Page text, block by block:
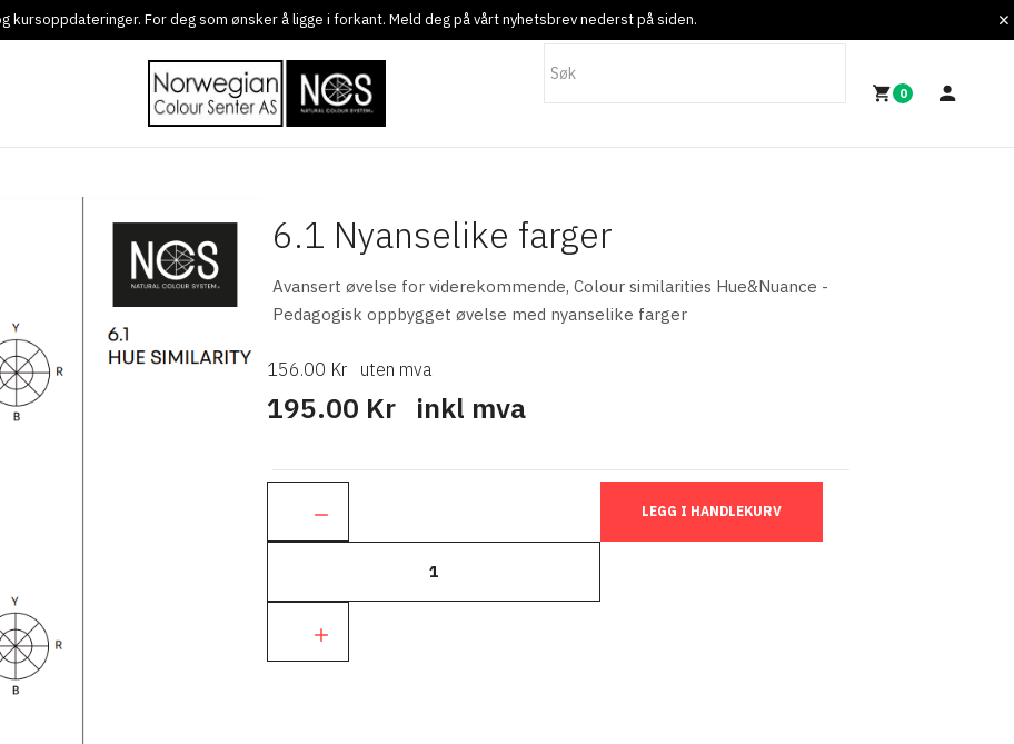
kursoppdateringer. For deg som ønsker å ligge i forkant. Meld deg på vårt nyhetsbrev nederst på siden.
0
6.1 Nyanselike farger
Avansert øvelse for viderekommende, Colour similarities Hue&Nuance -
Pedagogisk oppbygget øvelse med nyanselike farger
156.00 Kr uten mva
195.00 Kr inkl mva
LEGG I HANDLEKURV